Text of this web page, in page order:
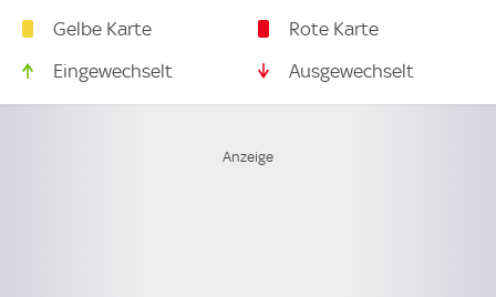
Gelbe Karte
Rote Karte
Eingewechselt
Ausgewechselt